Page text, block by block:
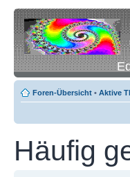
Foren-Übersicht • Aktive
Häufig